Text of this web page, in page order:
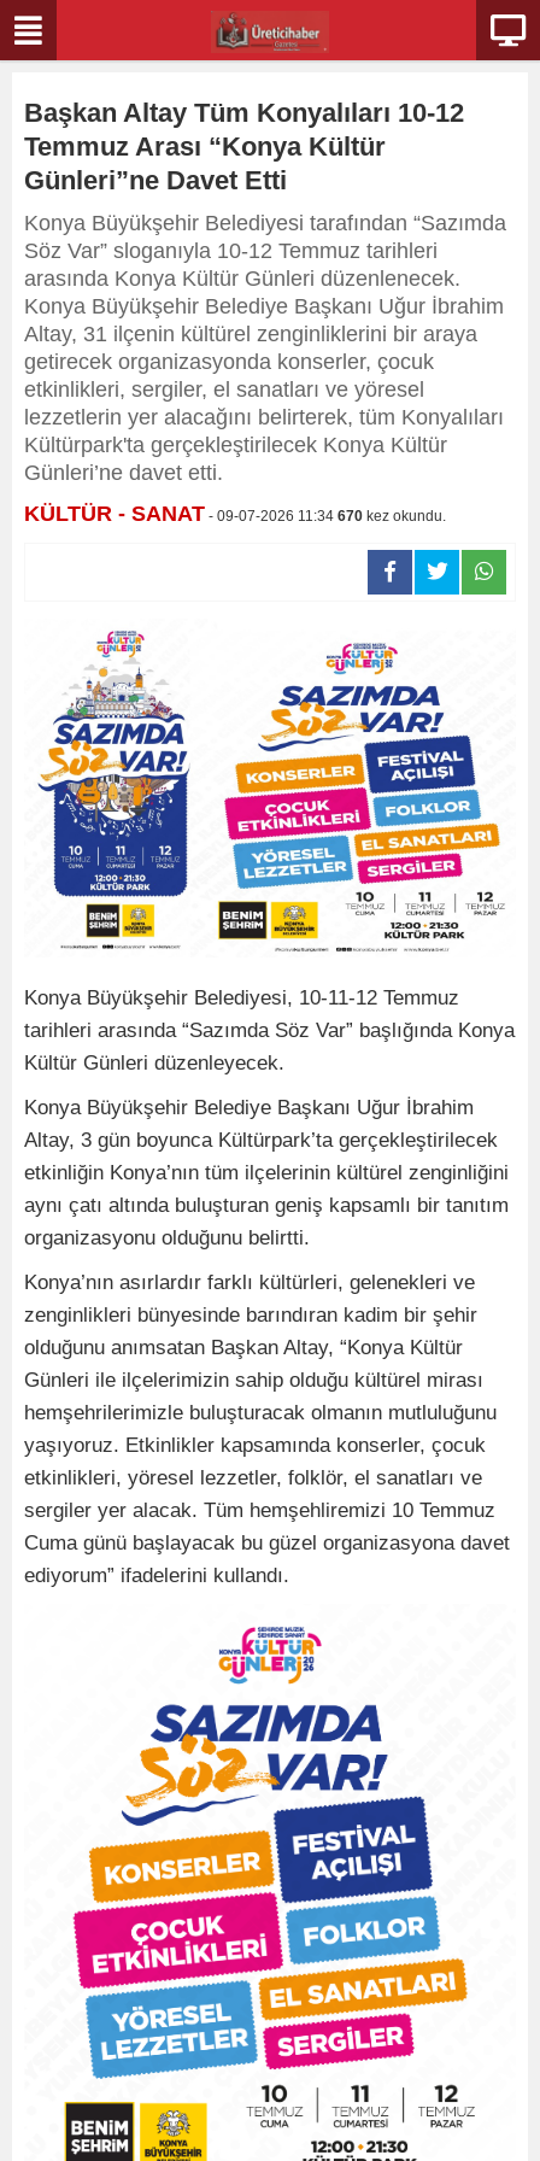
Başkan Altay Tüm Konyalıları 10-12
Temmuz Arası “Konya Kültür
Günleri”ne Davet Etti
Konya Büyükşehir Belediyesi tarafından “Sazımda
Söz Var” sloganıyla 10-12 Temmuz tarihleri
arasında Konya Kültür Günleri düzenlenecek.
Konya Büyükşehir Belediye Başkanı Uğur İbrahim
Altay, 31 ilçenin kültürel zenginliklerini bir araya
getirecek organizasyonda konserler, çocuk
etkinlikleri, sergiler, el sanatları ve yöresel
lezzetlerin yer alacağını belirterek, tüm Konyalıları
Kültürpark'ta gerçekleştirilecek Konya Kültür
Günleri’ne davet etti.
KÜLTÜR - SANAT - 09-07-2026 11:34 670 kez okundu.
Konya Büyükşehir Belediyesi, 10-11-12 Temmuz
tarihleri arasında “Sazımda Söz Var” başlığında Konya
Kültür Günleri düzenleyecek.
Konya Büyükşehir Belediye Başkanı Uğur İbrahim
Altay, 3 gün boyunca Kültürpark’ta gerçekleştirilecek
etkinliğin Konya’nın tüm ilçelerinin kültürel zenginliğini
aynı çatı altında buluşturan geniş kapsamlı bir tanıtım
organizasyonu olduğunu belirtti.
Konya’nın asırlardır farklı kültürleri, gelenekleri ve
zenginlikleri bünyesinde barındıran kadim bir şehir
olduğunu anımsatan Başkan Altay, “Konya Kültür
Günleri ile ilçelerimizin sahip olduğu kültürel mirası
hemşehrilerimizle buluşturacak olmanın mutluluğunu
yaşıyoruz. Etkinlikler kapsamında konserler, çocuk
etkinlikleri, yöresel lezzetler, folklör, el sanatları ve
sergiler yer alacak. Tüm hemşehliremizi 10 Temmuz
Cuma günü başlayacak bu güzel organizasyona davet
ediyorum” ifadelerini kullandı.